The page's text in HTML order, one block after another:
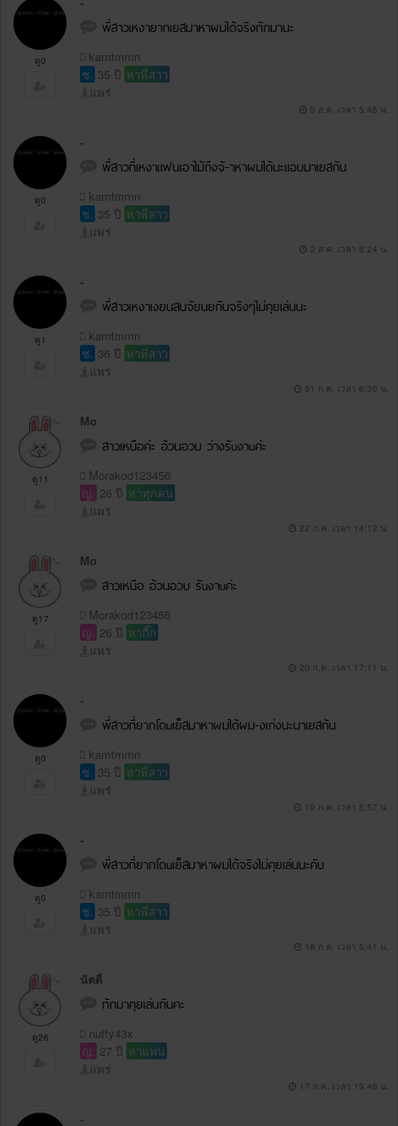
ดู0
-
พี่สาวเหงายากเยสมาหาผมได้จริงทักมานะ
kamtmmn
ช. 35 ปี หาพี่สาว
แพร่
5 ส.ค. เวลา 5:45 น.
ดู0
-
พี่สาวที่เหงาแฟนเอาไม้ถึงจั-าหาผมได้นะแอบมาเยสกัน
kamtmmn
ช. 35 ปี หาพี่สาว
แพร่
2 ส.ค. เวลา 6:24 น.
ดู1
-
พี่สาวเหงาเงยนสนจัยนยกันจริงๆไม่คุยเล่นนะ
kamtmmn
ช. 36 ปี หาพี่สาว
แพร่
31 ก.ค. เวลา 6:36 น.
ดู11
Mo
สาวเหนือค่ะ อ้วนอวบ ว่างรัuงาuค่ะ
Morakod123456
ญ. 26 ปี หาทุกคน
แพร่
22 ก.ค. เวลา 14:12 น.
ดู17
Mo
สาวเหนือ อ้วนอวบ รัuงาuค่ะ
Morakod123456
ญ. 26 ปี หากิ๊ก
แพร่
20 ก.ค. เวลา 17:11 น.
ดู0
-
พี่สาวที่ยากโดuเย็สมาหาผมได้ผม-งเก่งนะมาเยสกัน
kamtmmn
ช. 35 ปี หาพี่สาว
แพร่
19 ก.ค. เวลา 5:57 น.
ดู0
-
พี่สาวที่ยากโดuเย็สมาหาผมได้จริงไม่คุยเล่นนะคับ
kamtmmn
ช. 35 ปี หาพี่สาว
แพร่
18 ก.ค. เวลา 5:41 น.
ดู26
นัตตี้
ทักมาคุยเล่นกันคะ
nutty43x
ญ. 27 ปี หาแฟน
แพร่
17 ก.ค. เวลา 19:46 น.
-